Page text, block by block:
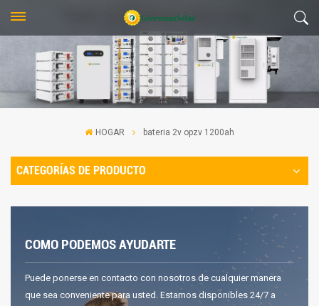
HOGAR bateria 2v opzv 1200ah
CATEGORÍAS DE PRODUCTO
COMO PODEMOS AYUDARTE
Puede ponerse en contacto con nosotros de cualquier manera
que sea conveniente para usted. Estamos disponibles 24/7 a